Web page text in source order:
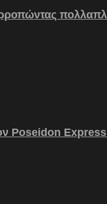
Poseidon Express